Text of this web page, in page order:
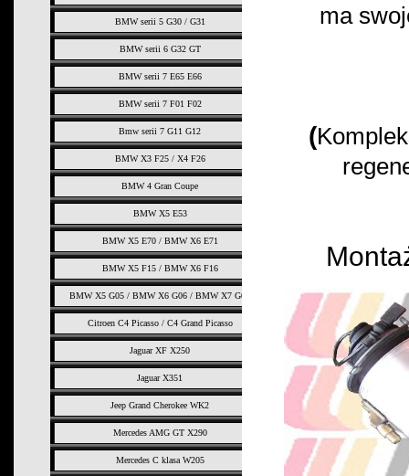
BMW serii 5 G30 / G31
BMW serii 6 G32 GT
BMW serii 7 E65 E66
BMW serii 7 F01 F02
Bmw serii 7 G11 G12
BMW X3 F25 / X4 F26
BMW 4 Gran Coupe
BMW X5 E53
BMW X5 E70 / BMW X6 E71
BMW X5 F15 / BMW X6 F16
BMW X5 G05 / BMW X6 G06 / BMW X7 G07
Citroen C4 Picasso / C4 Grand Picasso
Jaguar XF X250
Jaguar X351
Jeep Grand Cherokee WK2
Mercedes AMG GT X290
Mercedes C klasa W205
ma
(